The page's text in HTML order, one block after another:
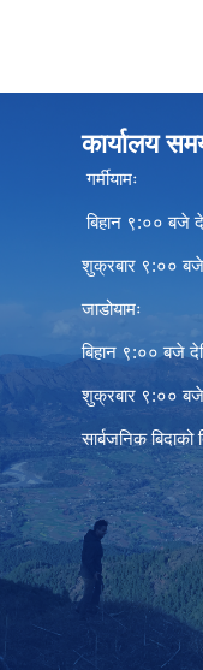
कार्यालय
गर्मीयामः
बिहान ९:०० बजे
शुक्रबार ९:००
जाडोयामः
बिहान ९:०० बजे
शुक्रबार ९:००
सार्बजनिक